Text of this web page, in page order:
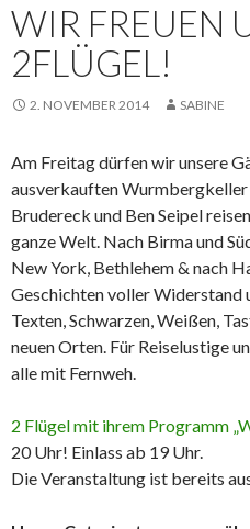
WIR FREUEN
2FLÜGEL!
2. NOVEMBER 2014 SABINE
Am Freitag dürfen wir unsere
ausverkauften
Brudereck und Ben Seipel
ganze Welt. Nach Birma und
New York, Bethlehem & nach
Geschichten voller Widerstand
Texten, Schwarzen, Weißen,
neuen Orten. Für Reiselustige
alle mit Fernweh.
2 Flügel mit ihrem Programm
20 Uhr! Einlass ab 19 Uhr.
Die Veranstaltung ist bereits